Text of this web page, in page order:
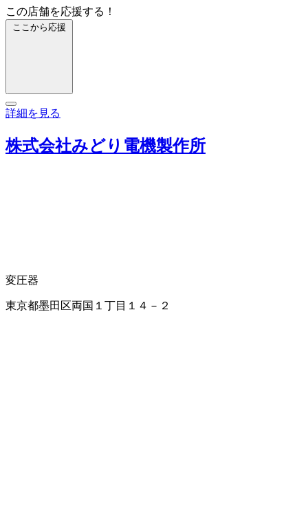
この店舗を応援する！
ここから応援
詳細を見る
株式会社みどり電機製作所
変圧器
東京都墨田区両国１丁目１４－２